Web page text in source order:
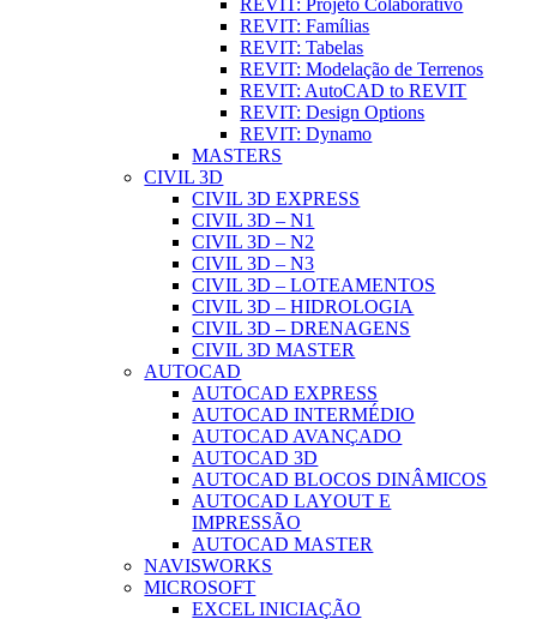
REVIT: Projeto Colaborativo
REVIT: Famílias
REVIT: Tabelas
REVIT: Modelação de Terrenos
REVIT: AutoCAD to REVIT
REVIT: Design Options
REVIT: Dynamo
MASTERS
CIVIL 3D
CIVIL 3D EXPRESS
CIVIL 3D – N1
CIVIL 3D – N2
CIVIL 3D – N3
CIVIL 3D – LOTEAMENTOS
CIVIL 3D – HIDROLOGIA
CIVIL 3D – DRENAGENS
CIVIL 3D MASTER
AUTOCAD
AUTOCAD EXPRESS
AUTOCAD INTERMÉDIO
AUTOCAD AVANÇADO
AUTOCAD 3D
AUTOCAD BLOCOS DINÂMICOS
AUTOCAD LAYOUT E
IMPRESSÃO
AUTOCAD MASTER
NAVISWORKS
MICROSOFT
EXCEL INICIAÇÃO